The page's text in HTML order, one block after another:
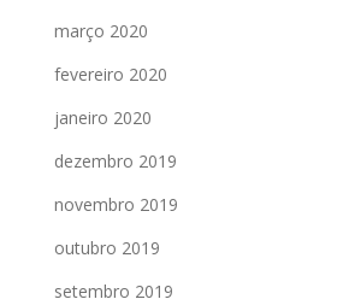
março 2020
fevereiro 2020
janeiro 2020
dezembro 2019
novembro 2019
outubro 2019
setembro 2019